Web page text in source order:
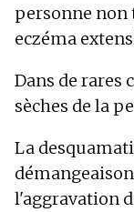
personne non
eczéma
Dans de rares
sèches de la
La
l'aggravation